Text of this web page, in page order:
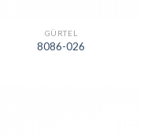
GÜRTEL
8086-026